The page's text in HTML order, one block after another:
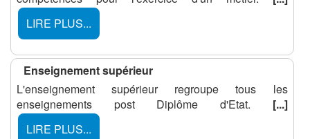
LIRE PLUS...
Enseignement supérieur
L'enseignement supérieur regroupe tous les
enseignements post Diplôme d'Etat. [...]
LIRE PLUS...